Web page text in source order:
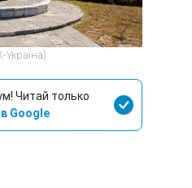
Читай только
Google